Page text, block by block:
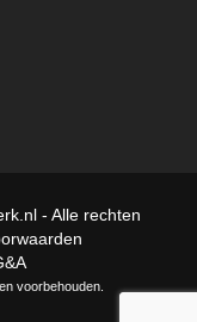
- Alle rechten
voorbehouden.